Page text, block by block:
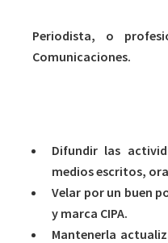
Periodista, o
Comunicaciones.
Difundir las
medios escritos,
Velar por un buen
y marca CIPA.
Mantenerla